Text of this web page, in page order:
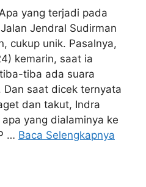
yang terjadi pada
Jendral Sudirman
cukup unik. Pasalnya,
kemarin, saat ia
tiba ada suara
saat dicek ternyata
dan takut, Indra
yang dialaminya ke
… Baca Selengkapnya